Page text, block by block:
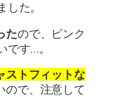
た。
たので、ピンク
です…。
ストフィットな
ので、注意して